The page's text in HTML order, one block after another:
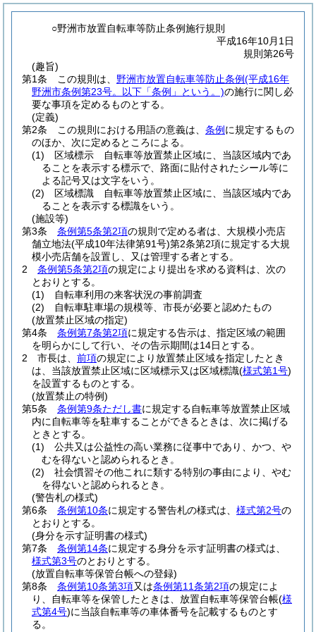
○野洲市放置自転車等防止条例施行規則
平成16年10月1日
規則第26号
(趣旨)
第1条
この規則は、 野洲市放置自転車等防止条例(平成16年
野洲市条例第23号。以下「条例」という。)の施行に関し必
要な事項を定めるものとする。
(定義)
第2条
この規則における用語の意義は、 条例 に規定するもの
のほか、次に定めるところによる。
(1)
区域標示 自転車等放置禁止区域に、当該区域内であ
ることを表示する標示で、路面に貼付されたシール等に
よる記号又は文字をいう。
(2)
区域標識 自転車等放置禁止区域に、当該区域内であ
ることを表示する標識をいう。
(施設等)
第3条
条例第5条第2項の規則で定める者は、大規模小売店
舗立地法(平成10年法律第91号)第2条第2項に規定する大規
模小売店舗を設置し、又は管理する者とする。
2
条例第5条第2項の規定により提出を求める資料は、次の
とおりとする。
(1)
自転車利用の来客状況の事前調査
(2)
自転車駐車場の規模等、市長が必要と認めたもの
(放置禁止区域の指定)
第4条
条例第7条第2項に規定する告示は、指定区域の範囲
を明らかにして行い、その告示期間は14日とする。
2
市長は、 前項の規定により放置禁止区域を指定したとき
は、当該放置禁止区域に区域標示又は区域標識(様式第1号)
を設置するものとする。
(放置禁止の特例)
第5条
条例第9条ただし書に規定する自転車等放置禁止区域
内に自転車等を駐車することができるときは、次に掲げる
ときとする。
(1)
公共又は公益性の高い業務に従事中であり、かつ、や
むを得ないと認められるとき。
(2)
社会慣習その他これに類する特別の事由により、やむ
を得ないと認められるとき。
(警告札の様式)
第6条
条例第10条に規定する警告札の様式は、 様式第2号の
とおりとする。
(身分を示す証明書の様式)
第7条
条例第14条に規定する身分を示す証明書の様式は、
様式第3号のとおりとする。
(放置自転車等保管台帳への登録)
第8条
条例第10条第3項又は条例第11条第2項の規定によ
り、自転車等を保管したときは、放置自転車等保管台帳(様
式第4号)に当該自転車等の車体番号を記載するものとす
る。